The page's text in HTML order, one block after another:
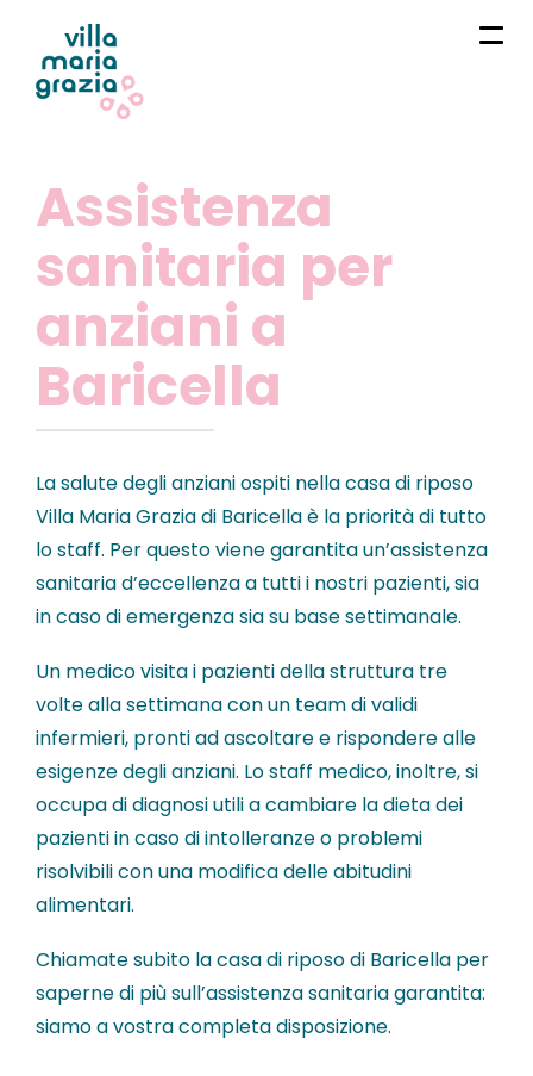
Assistenza
sanitaria per
anziani a
Baricella
La salute degli anziani ospiti nella casa di riposo
Villa Maria Grazia di Baricella è la priorità di tutto
lo staff. Per questo viene garantita un’assistenza
sanitaria d’eccellenza a tutti i nostri pazienti, sia
in caso di emergenza sia su base settimanale.
Un medico visita i pazienti della struttura tre
volte alla settimana con un team di validi
infermieri, pronti ad ascoltare e rispondere alle
esigenze degli anziani. Lo staff medico, inoltre, si
occupa di diagnosi utili a cambiare la dieta dei
pazienti in caso di intolleranze o problemi
risolvibili con una modifica delle abitudini
alimentari.
Chiamate subito la casa di riposo di Baricella per
saperne di più sull’assistenza sanitaria garantita:
siamo a vostra completa disposizione.